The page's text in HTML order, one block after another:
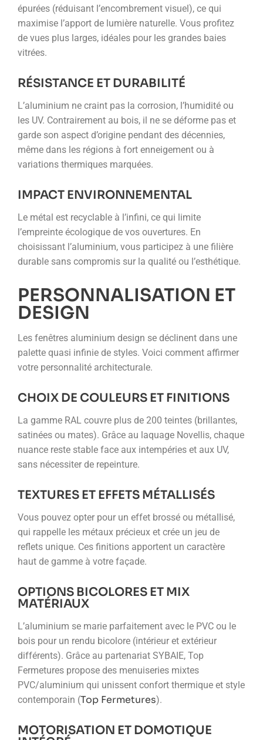
épurées (réduisant l’encombrement visuel), ce qui
maximise l’apport de lumière naturelle. Vous profitez
de vues plus larges, idéales pour les grandes baies
vitrées.
RÉSISTANCE ET DURABILITÉ
L’aluminium ne craint pas la corrosion, l’humidité ou
les UV. Contrairement au bois, il ne se déforme pas et
garde son aspect d’origine pendant des décennies,
même dans les régions à fort enneigement ou à
variations thermiques marquées.
IMPACT ENVIRONNEMENTAL
Le métal est recyclable à l’infini, ce qui limite
l’empreinte écologique de vos ouvertures. En
choisissant l’aluminium, vous participez à une filière
durable sans compromis sur la qualité ou l’esthétique.
PERSONNALISATION ET
DESIGN
Les fenêtres aluminium design se déclinent dans une
palette quasi infinie de styles. Voici comment affirmer
votre personnalité architecturale.
CHOIX DE COULEURS ET FINITIONS
La gamme RAL couvre plus de 200 teintes (brillantes,
satinées ou mates). Grâce au laquage Novellis, chaque
nuance reste stable face aux intempéries et aux UV,
sans nécessiter de repeinture.
TEXTURES ET EFFETS MÉTALLISÉS
Vous pouvez opter pour un effet brossé ou métallisé,
qui rappelle les métaux précieux et crée un jeu de
reflets unique. Ces finitions apportent un caractère
haut de gamme à votre façade.
OPTIONS BICOLORES ET MIX
MATÉRIAUX
L’aluminium se marie parfaitement avec le PVC ou le
bois pour un rendu bicolore (intérieur et extérieur
différents). Grâce au partenariat SYBAIE, Top
Fermetures propose des menuiseries mixtes
PVC/aluminium qui unissent confort thermique et style
contemporain (Top Fermetures).
MOTORISATION ET DOMOTIQUE